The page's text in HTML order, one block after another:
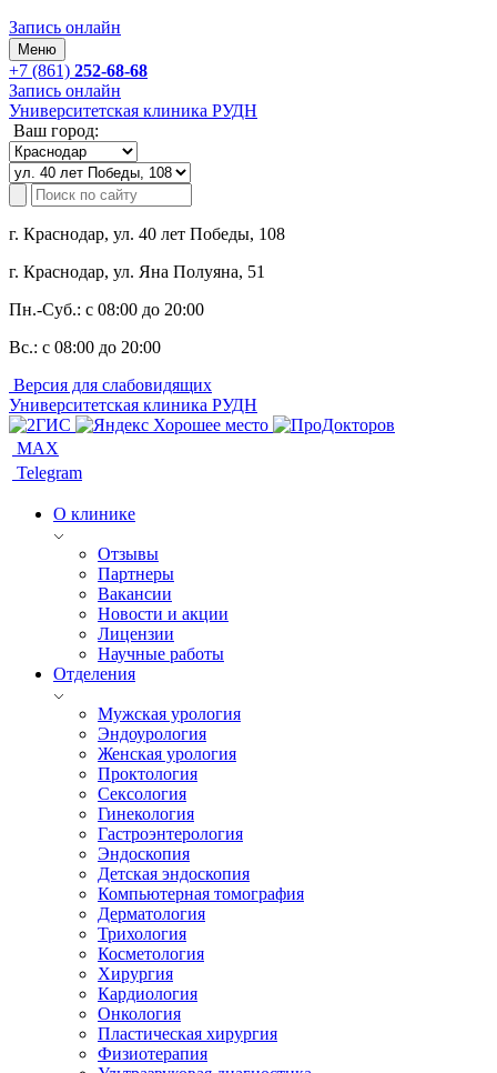
Запись онлайн
Меню
+7 (861) 252-68-68
Запись онлайн
Университетская клиника РУДН
Ваш город:
г. Краснодар, ул. 40 лет Победы, 108
г. Краснодар, ул. Яна Полуяна, 51
Пн.-Суб.: с 08:00 до 20:00
Вс.: с 08:00 до 20:00
Версия для слабовидящих
Университетская клиника РУДН
MAX
Telegram
О клинике
Отзывы
Партнеры
Вакансии
Новости и акции
Лицензии
Научные работы
Отделения
Мужская урология
Эндоурология
Женская урология
Проктология
Сексология
Гинекология
Гастроэнтерология
Эндоскопия
Детская эндоскопия
Компьютерная томография
Дерматология
Трихология
Косметология
Хирургия
Кардиология
Онкология
Пластическая хирургия
Физиотерапия